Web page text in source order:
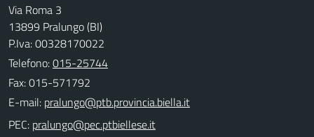
Via Roma 3
13899 Pralungo (BI)
P.Iva: 00328170022
Telefono:015-25744
Fax: 015-571792
E-mail:
PEC: